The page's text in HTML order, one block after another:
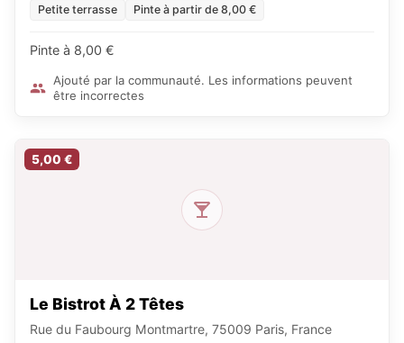
Petite terrasse Pinte à partir de 8,00 €
Pinte à 8,00 €
Ajouté par la communauté. Les informations peuvent
être incorrectes
5,00 €
Le Bistrot À 2 Têtes
Rue du Faubourg Montmartre, 75009 Paris, France